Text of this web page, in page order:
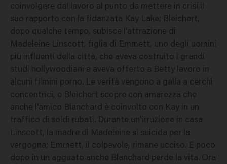
coinvolgere dal lavoro al punto da mettere in crisi il
suo rapporto con la fidanzata Kay Lake; Bleichert,
dopo qualche tempo, subisce l'attrazione di
Madeleine Linscott, figlia di Emmett, uno degli uomini
più influenti della città, che aveva costruito i grandi
studi hollywoodiani e aveva offerto a Betty lavoro in
alcuni filmini porno. Le verità vengono a galla a cerchi
concentrici, e Bleichert scopre con amarezza che
anche l'amico Blanchard è coinvolto con Kay in un
traffico di soldi rubati. Durante un'irruzione in casa
Linscott, la madre di Madeleine si suicida per la
vergogna; Emmett, il colpevole, rimane ucciso. E poco
dopo in un agguato anche Blanchard perde la vita. Ora